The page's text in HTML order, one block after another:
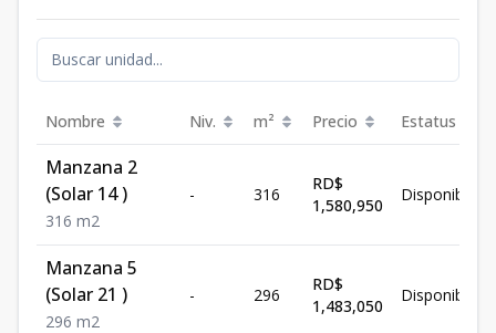
Nombre Niv. m² Precio Estatus
Manzana 2
(Solar 14 )
316 m2
- 316
RD$
1,580,950
Disponible
Manzana 5
(Solar 21 )
296 m2
- 296
RD$
1,483,050
Disponible